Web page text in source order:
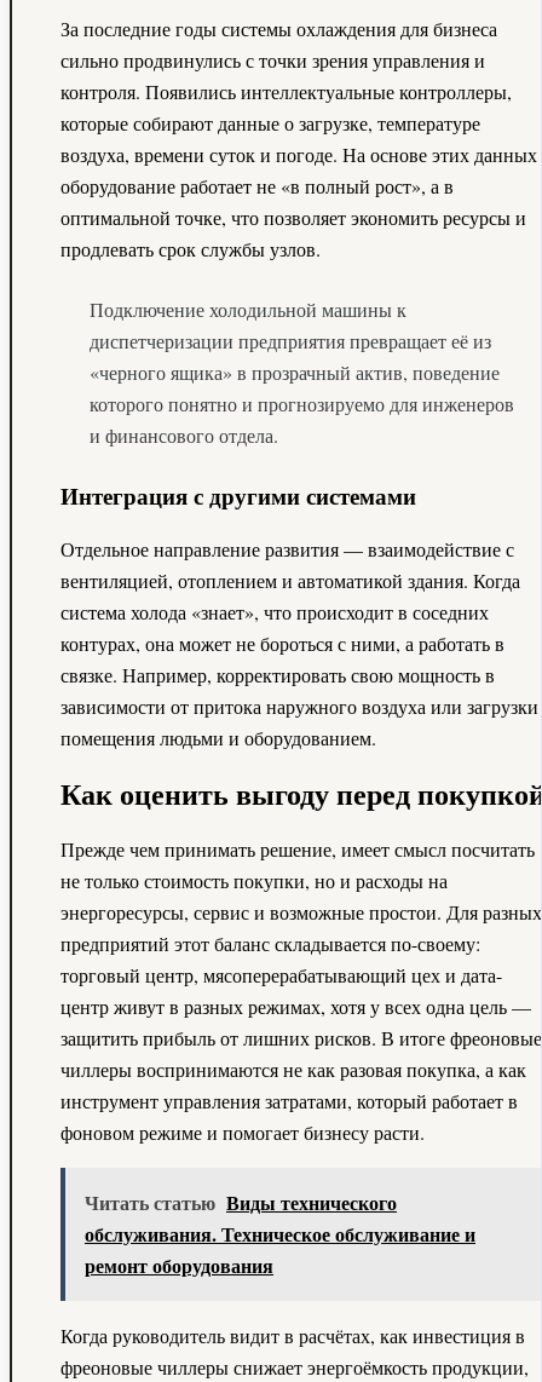
За последние годы системы охлаждения для бизнеса
сильно продвинулись с точки зрения управления и
контроля. Появились интеллектуальные контроллеры,
которые собирают данные о загрузке, температуре
воздуха, времени суток и погоде. На основе этих данных
оборудование работает не «в полный рост», а в
оптимальной точке, что позволяет экономить ресурсы и
продлевать срок службы узлов.
Подключение холодильной машины к
диспетчеризации предприятия превращает её из
«черного ящика» в прозрачный актив, поведение
которого понятно и прогнозируемо для инженеров
и финансового отдела.
Интеграция с другими системами
Отдельное направление развития — взаимодействие с
вентиляцией, отоплением и автоматикой здания. Когда
система холода «знает», что происходит в соседних
контурах, она может не бороться с ними, а работать в
связке. Например, корректировать свою мощность в
зависимости от притока наружного воздуха или загрузки
помещения людьми и оборудованием.
Как оценить выгоду перед
Прежде чем принимать решение, имеет смысл посчитать
не только стоимость покупки, но и расходы на
энергоресурсы, сервис и возможные простои. Для разных
предприятий этот баланс складывается по-своему:
торговый центр, мясоперерабатывающий цех и дата-
центр живут в разных режимах, хотя у всех одна цель —
защитить прибыль от лишних рисков. В итоге фреоновые
чиллеры воспринимаются не как разовая покупка, а как
инструмент управления затратами, который работает в
фоновом режиме и помогает бизнесу расти.
Читать статью Виды технического
обслуживания. Техническое обслуживание и
ремонт оборудования
Когда руководитель видит в расчётах, как инвестиция в
фреоновые чиллеры снижает энергоёмкость продукции,